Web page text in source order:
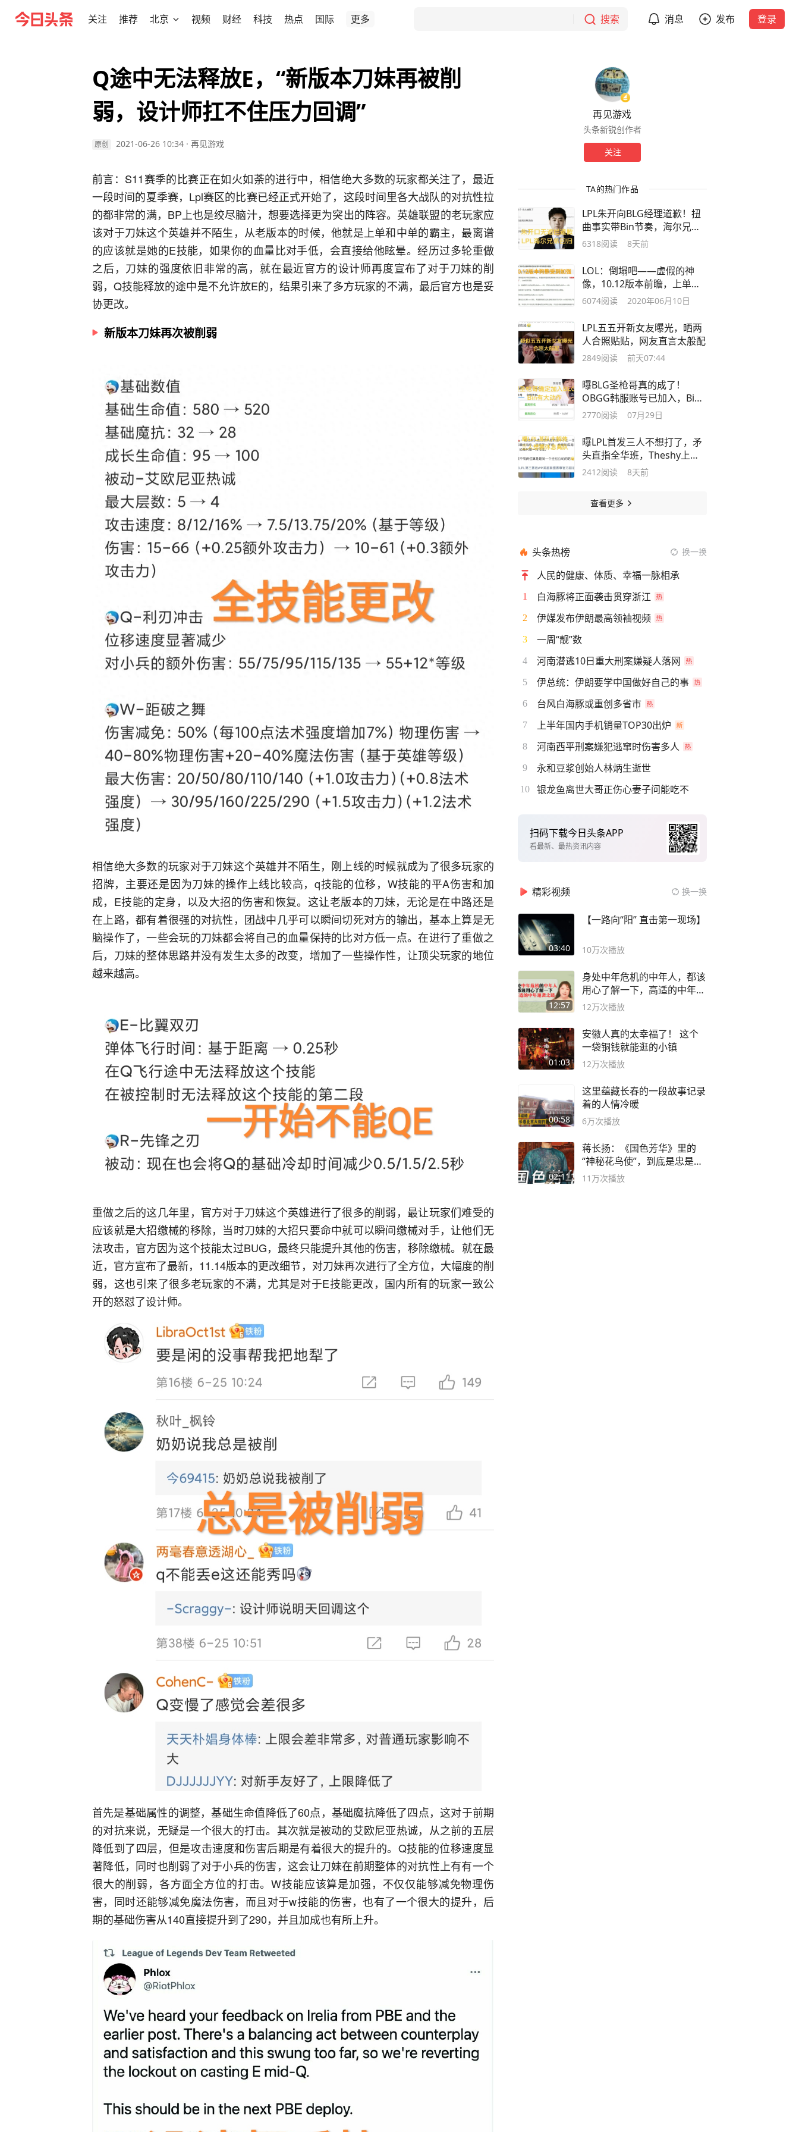
关注 推荐 北京 视频 财经 科技 热点 国际 更多 搜索 消息 发布 登录
Q途中无法释放E，“新版本刀妹再被削
弱，设计师扛不住压力回调”
原创 2021-06-26 10:34 · 再见游戏
前言：S11赛季的比赛正在如火如荼的进行中，相信绝大多数的玩家都关注了，最近
一段时间的夏季赛，Lpl赛区的比赛已经正式开始了，这段时间里各大战队的对抗性拉
的都非常的满，BP上也是绞尽脑汁，想要选择更为突出的阵容。英雄联盟的老玩家应
该对于刀妹这个英雄并不陌生，从老版本的时候，他就是上单和中单的霸主，最离谱
的应该就是她的E技能，如果你的血量比对手低，会直接给他眩晕。经历过多轮重做
之后，刀妹的强度依旧非常的高，就在最近官方的设计师再度宣布了对于刀妹的削
弱，Q技能释放的途中是不允许放E的，结果引来了多方玩家的不满，最后官方也是妥
协更改。
新版本刀妹再次被削弱
相信绝大多数的玩家对于刀妹这个英雄并不陌生，刚上线的时候就成为了很多玩家的
招牌，主要还是因为刀妹的操作上线比较高，q技能的位移，W技能的平A伤害和加
成，E技能的定身，以及大招的伤害和恢复。这让老版本的刀妹，无论是在中路还是
在上路，都有着很强的对抗性，团战中几乎可以瞬间切死对方的输出，基本上算是无
脑操作了，一些会玩的刀妹都会将自己的血量保持的比对方低一点。在进行了重做之
后，刀妹的整体思路并没有发生太多的改变，增加了一些操作性，让顶尖玩家的地位
越来越高。
重做之后的这几年里，官方对于刀妹这个英雄进行了很多的削弱，最让玩家们难受的
应该就是大招缴械的移除，当时刀妹的大招只要命中就可以瞬间缴械对手，让他们无
法攻击，官方因为这个技能太过BUG，最终只能提升其他的伤害，移除缴械。就在最
近，官方宣布了最新，11.14版本的更改细节，对刀妹再次进行了全方位，大幅度的削
弱，这也引来了很多老玩家的不满，尤其是对于E技能更改，国内所有的玩家一致公
开的怒怼了设计师。
首先是基础属性的调整，基础生命值降低了60点，基础魔抗降低了四点，这对于前期
的对抗来说，无疑是一个很大的打击。其次就是被动的艾欧尼亚热诚，从之前的五层
降低到了四层，但是攻击速度和伤害后期是有着很大的提升的。Q技能的位移速度显
著降低，同时也削弱了对于小兵的伤害，这会让刀妹在前期整体的对抗性上有有一个
很大的削弱，各方面全方位的打击。W技能应该算是加强，不仅仅能够减免物理伤
害，同时还能够减免魔法伤害，而且对于w技能的伤害，也有了一个很大的提升，后
期的基础伤害从140直接提升到了290，并且加成也有所上升。
再见游戏
头条新锐创作者
关注
TA的热门作品
LPL朱开向BLG经理道歉！扭
曲事实带Bin节奏，海尔兄弟
娃娃回归
6318阅读 8天前
LOL：倒塌吧——虚假的神
像，10.12版本前瞻，上单沃
利贝尔攻略
6074阅读 2020年06月10日
LPL五五开新女友曝光，晒两
人合照贴贴，网友直言太般配
2849阅读 前天07:44
曝BLG圣枪哥真的成了！
OBGG韩服账号已加入，Bin
疑似转会离队
2770阅读 07月29日
曝LPL首发三人不想打了，矛
头直指全华班，Theshy上单
AD版本回归
2412阅读 8天前
查看更多
头条热榜 换一换
人民的健康、体质、幸福一脉相承
1 白海豚将正面袭击贯穿浙江
2 伊媒发布伊朗最高领袖视频
3 一周“靓”数
4 河南潜逃10日重大刑案嫌疑人落网
5 伊总统：伊朗要学中国做好自己的事
6 台风白海豚或重创多省市
7 上半年国内手机销量TOP30出炉
8 河南西平刑案嫌犯逃窜时伤害多人
9 永和豆浆创始人林炳生逝世
10 银龙鱼离世大哥正伤心妻子问能吃不
扫码下载今日头条APP
看最新、最热资讯内容
精彩视频 换一换
03:40
【一路向“阳” 直击第一现场】
10万次播放
12:57
身处中年危机的中年人，都该
用心了解一下，高适的中年逆
袭之路
12万次播放
01:03
安徽人真的太幸福了！ 这个
一袋铜钱就能逛的小镇
12万次播放
00:58
这里蕴藏长春的一段故事记录
着的人情冷暖
6万次播放
02:11
蒋长扬：《国色芳华》里的
“神秘花鸟使”，到底是忠是
奸？
11万次播放